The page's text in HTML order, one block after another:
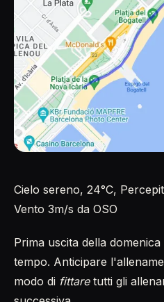
Cielo sereno, 24°C,
Vento 3m/s da OSO
Prima uscita della
tempo. Anticipare
modo di fittaretutti gli